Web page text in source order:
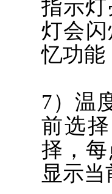
指示
灯会
忆功能
7）温
前选
择，
显示